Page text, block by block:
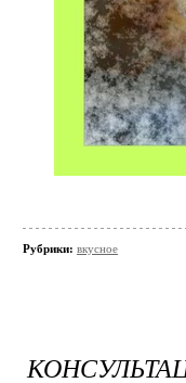
Рубрики: вкусное